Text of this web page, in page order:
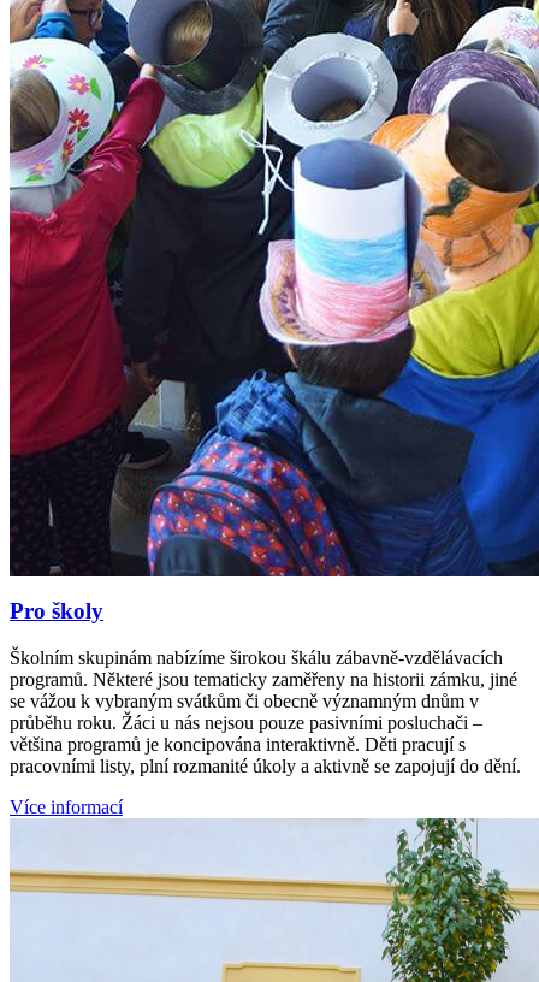
Pro školy
Školním skupinám nabízíme širokou škálu zábavně-vzdělávacích
programů. Některé jsou tematicky zaměřeny na historii zámku, jiné
se vážou k vybraným svátkům či obecně významným dnům v
průběhu roku. Žáci u nás nejsou pouze pasivními posluchači –
většina programů je koncipována interaktivně. Děti pracují s
pracovními listy, plní rozmanité úkoly a aktivně se zapojují do dění.
Více informací